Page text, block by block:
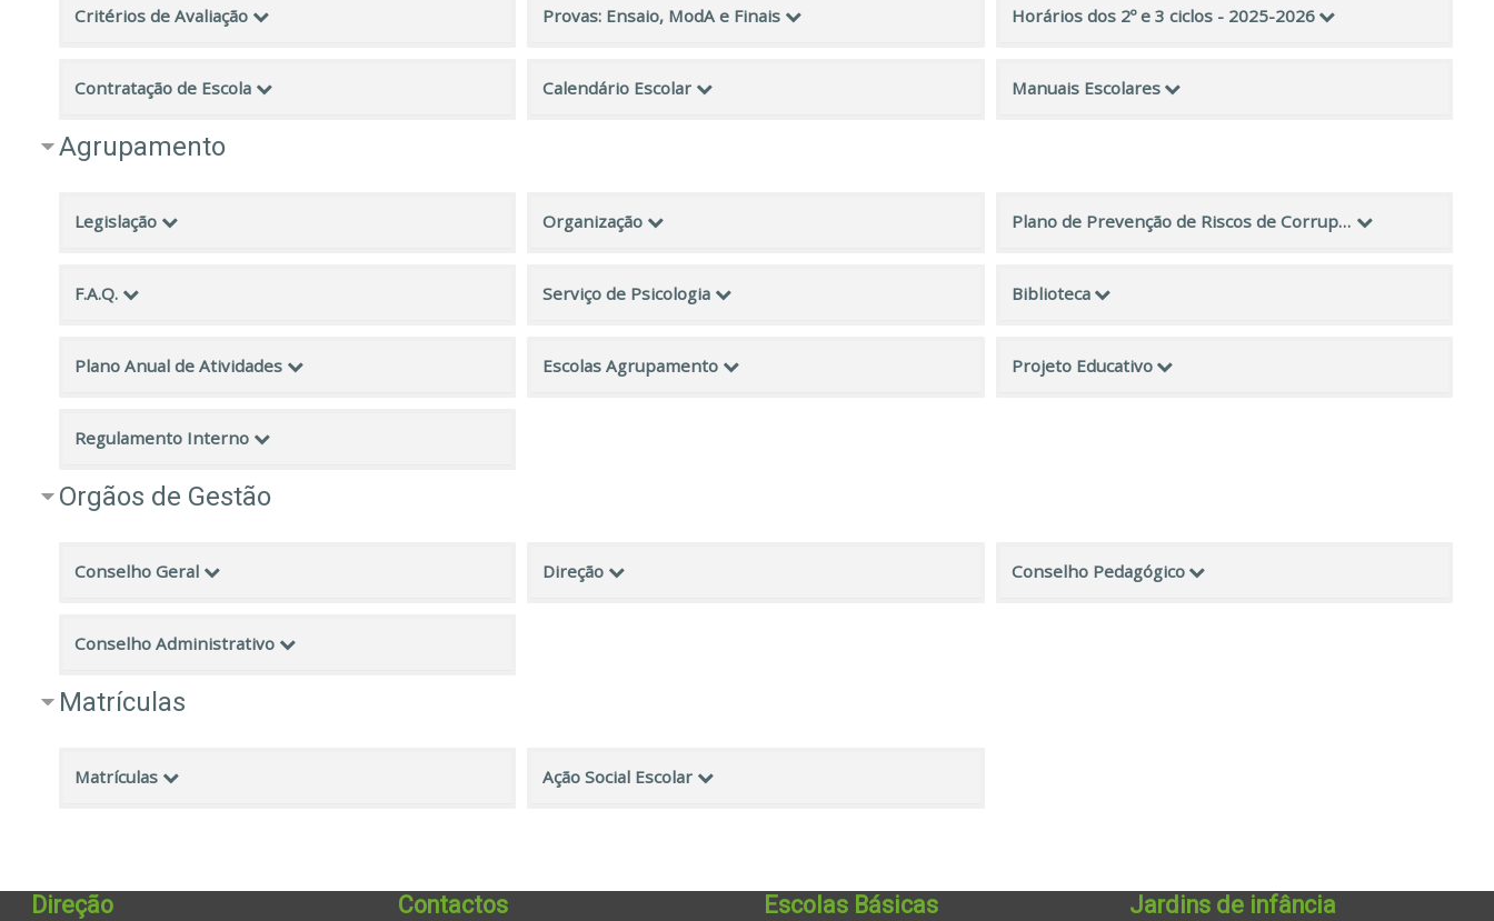
Critérios de Avaliação Provas: Ensaio, ModA e Finais Horários dos 2º e 3 ciclos - 2025-2026
Contratação de Escola Calendário Escolar Manuais Escolares
Agrupamento
Legislação Organização Plano de Prevenção de Riscos de Corrupção e Infrações Conexas
F.A.Q. Serviço de Psicologia Biblioteca
Plano Anual de Atividades Escolas Agrupamento Projeto Educativo
Regulamento Interno
Orgãos de Gestão
Conselho Geral Direção Conselho Pedagógico
Conselho Administrativo
Matrículas
Matrículas Ação Social Escolar
Direção Contactos Escolas Básicas Jardins de infância